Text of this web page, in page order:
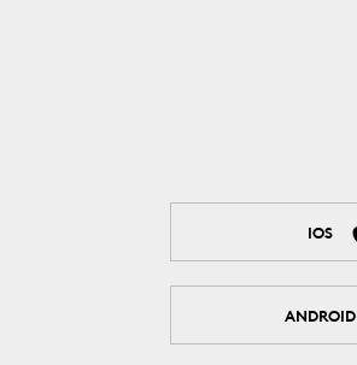
IOS
ANDROID